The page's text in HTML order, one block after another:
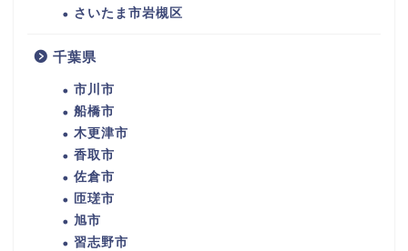
さいたま市岩槻区
千葉県
市川市
船橋市
木更津市
香取市
佐倉市
匝瑳市
旭市
習志野市